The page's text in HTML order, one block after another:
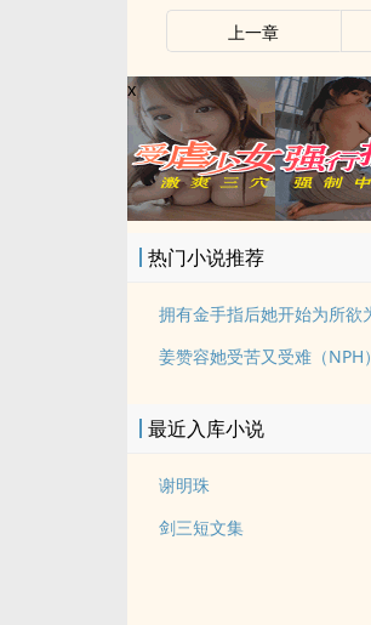
上一章
x
热门小说推荐
姜赞容她受苦又受难（NPH）
最近入库小说
谢明珠
剑三短文集